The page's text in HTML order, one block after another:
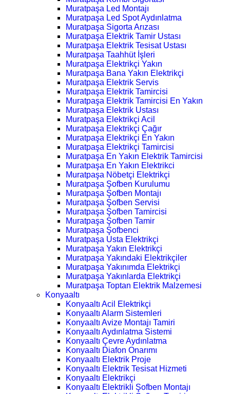
Muratpaşa Led Montajı
Muratpaşa Led Spot Aydınlatma
Muratpaşa Sigorta Arızası
Muratpaşa Elektrik Tamir Ustası
Muratpaşa Elektrik Tesisat Ustası
Muratpaşa Taahhüt İşleri
Muratpaşa Elektrikçi Yakın
Muratpaşa Bana Yakın Elektrikçi
Muratpaşa Elektrik Servis
Muratpaşa Elektrik Tamircisi
Muratpaşa Elektrik Tamircisi En Yakın
Muratpaşa Elektrik Ustası
Muratpaşa Elektrikçi Acil
Muratpaşa Elektrikçi Çağır
Muratpaşa Elektrikçi En Yakın
Muratpaşa Elektrikçi Tamircisi
Muratpaşa En Yakın Elektrik Tamircisi
Muratpaşa En Yakın Elektrikci
Muratpaşa Nöbetçi Elektrikçi
Muratpaşa Şofben Kurulumu
Muratpaşa Şofben Montajı
Muratpaşa Şofben Servisi
Muratpaşa Şofben Tamircisi
Muratpaşa Şofben Tamir
Muratpaşa Şofbenci
Muratpaşa Usta Elektrikçi
Muratpaşa Yakın Elektrikçi
Muratpaşa Yakındaki Elektrikçiler
Muratpaşa Yakınımda Elektrikçi
Muratpaşa Yakınlarda Elektrikçi
Muratpaşa Toptan Elektrik Malzemesi
Konyaaltı
Konyaaltı Acil Elektrikçi
Konyaaltı Alarm Sistemleri
Konyaaltı Avize Montajı Tamiri
Konyaaltı Aydınlatma Sistemi
Konyaaltı Çevre Aydınlatma
Konyaaltı Diafon Onarımı
Konyaaltı Elektrik Proje
Konyaaltı Elektrik Tesisat Hizmeti
Konyaaltı Elektrikçi
Konyaaltı Elektrikli Şofben Montajı